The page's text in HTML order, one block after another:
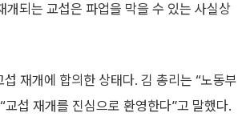
개되는 교섭은 파업을 막을 수 있는 사실상
재개에 합의한 상태다. 김 총리는 “노동부
섭 재개를 진심으로 환영한다”고 말했다.